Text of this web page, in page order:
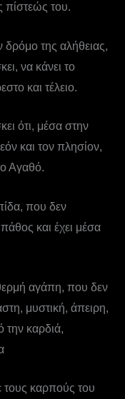
πίστεώς του.
δρόμο της αλήθειας,
να κάνει το
και τέλειο.
ότι, μέσα στην
και τον πλησίον,
Αγαθό.
που δεν
και έχει μέσα
αγάπη, που δεν
μυστική, άπειρη,
την καρδιά,
τους καρπούς του